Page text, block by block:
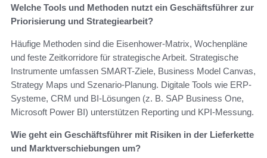
Welche Tools und Methoden nutzt ein Geschäftsführer zur
Priorisierung und Strategiearbeit?
Häufige Methoden sind die Eisenhower-Matrix, Wochenpläne
und feste Zeitkorridore für strategische Arbeit. Strategische
Instrumente umfassen SMART-Ziele, Business Model Canvas,
Strategy Maps und Szenario-Planung. Digitale Tools wie ERP-
Systeme, CRM und BI-Lösungen (z. B. SAP Business One,
Microsoft Power BI) unterstützen Reporting und KPI-Messung.
Wie geht ein Geschäftsführer mit Risiken in der Lieferkette
und Marktverschiebungen um?